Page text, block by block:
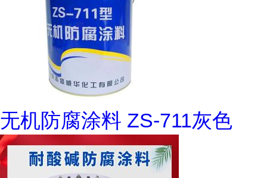
无机防腐涂料 ZS-711灰色